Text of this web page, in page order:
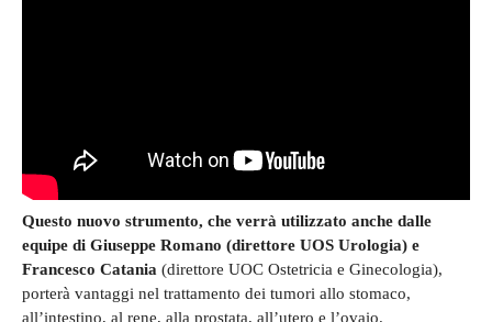
Questo nuovo strumento, che verrà utilizzato anche dalle
equipe di Giuseppe Romano (direttore UOS Urologia) e
Francesco Catania (direttore UOC Ostetricia e Ginecologia),
porterà vantaggi nel trattamento dei tumori allo stomaco,
all’intestino, al rene, alla prostata, all’utero e l’ovaio.